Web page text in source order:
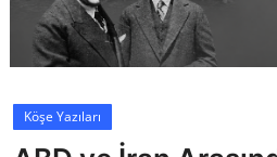
TBMM
Cumhurbaşkanlığı
Köşe Yazıları